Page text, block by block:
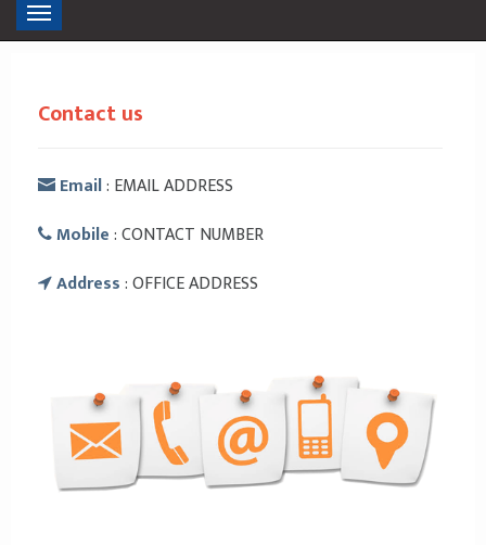
Toggle
navigation
Contact us
Email: EMAIL ADDRESS
Mobile: CONTACT NUMBER
Address: OFFICE ADDRESS